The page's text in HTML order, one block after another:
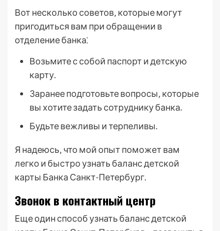
Вот несколько советов‚ которые могут
пригодиться вам при обращении в
отделение банка⁚
Возьмите с собой паспорт и детскую
карту.
Заранее подготовьте вопросы‚ которые
вы хотите задать сотруднику банка.
Будьте вежливы и терпеливы.
Я надеюсь‚ что мой опыт поможет вам
легко и быстро узнать баланс детской
карты Банка Санкт-Петербург.
Звонок в контактный центр
Еще один способ узнать баланс детской